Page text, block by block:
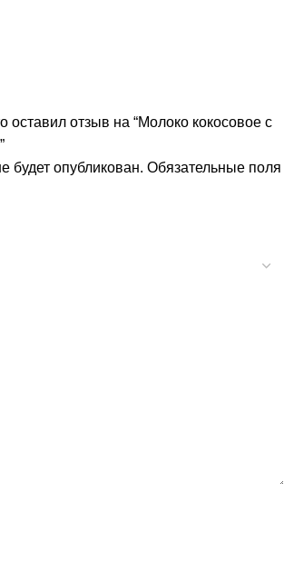
оставил отзыв на “Молоко кокосовое с
будет опубликован. Обязательные поля